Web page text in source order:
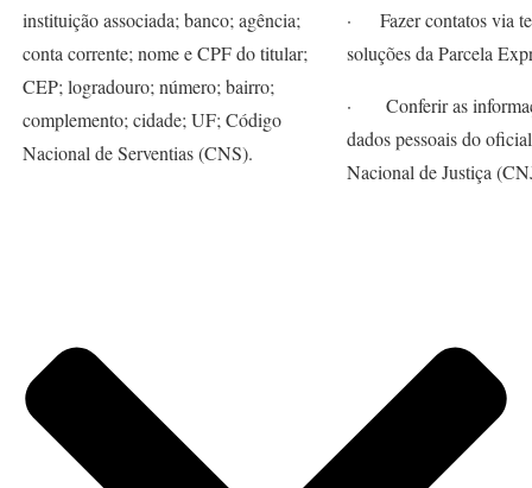
instituição associada; banco; agência;
conta corrente; nome e CPF do titular;
CEP; logradouro; número; bairro;
complemento; cidade; UF; Código
Nacional de Serventias (CNS).
· Fazer contatos via
soluções da Parcela
· Conferir as
dados pessoais do
Nacional de Justiça